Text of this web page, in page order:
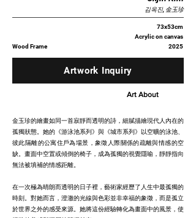
김옥진, 金玉珍
73x53cm
Acrylic on canvas
2025
Wood Frame
Artwork Inquiry
Art About
金玉珍的繪畫如同一首寂靜而透明的詩，細膩描繪現代人內在的
孤獨狀態。她的《游泳池系列》與《城市系列》以空曠的泳池、
彼此隔離的公寓住戶為場景，象徵人際關係的疏離與情感的空
缺。畫面中空置或傾倒的椅子，成為孤獨的視覺隱喻，靜靜指向
無法被填補的情感距離。
在一次極為晴朗而透明的日子裡，藝術家經歷了人生中最孤獨的
時刻。對她而言，澄澈的光線與色彩並非幸福的象徵，而是孤立
於世界之外的感受來源。她將這份經驗轉化為畫面中的風景，使